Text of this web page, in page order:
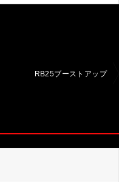
RB25ブーストアップ